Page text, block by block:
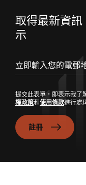
取得最新資
示
提交此表單，即表示我了
權政策和使用條款進行處
註冊